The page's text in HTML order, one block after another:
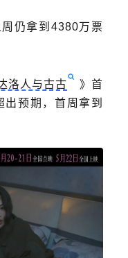
周仍拿到4380万票
洛人与古古
》首
预期，首周拿到